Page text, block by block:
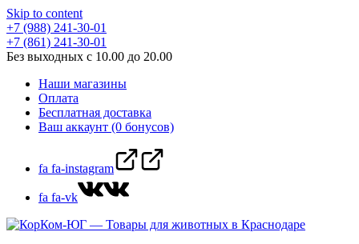
Skip to content
+7 (988) 241-30-01
+7 (861) 241-30-01
Без выходных с 10.00 до 20.00
Наши магазины
Оплата
Бесплатная доставка
Ваш аккаунт (0 бонусов)
fa fa-instagram
fa fa-vk